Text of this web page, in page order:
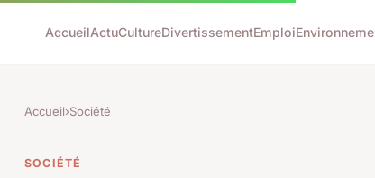
AccueilActuCultureDivertissementEmploi
Accueil›Société
SOCIÉTÉ